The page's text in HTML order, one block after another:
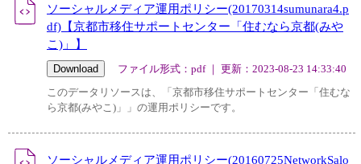
ソーシャルメディア運用ポリシー(20170314sumunara4.p
df)【京都市移住サポートセンター「住むなら京都(みや
こ)」】
ファイル形式：pdf ｜ 更新：2023-08-23 14:33:40
このデータリソースは、「京都市移住サポートセンター「住むな
ら京都(みやこ)」」の運用ポリシーです。
ソーシャルメディア運用ポリシー(20160725NetworkSalo